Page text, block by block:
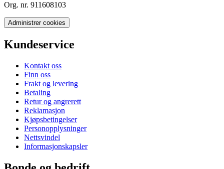
Org. nr. 911608103
Administrer cookies
Kundeservice
Kontakt oss
Finn oss
Frakt og levering
Betaling
Retur og angrerett
Reklamasjon
Kjøpsbetingelser
Personopplysninger
Nettsvindel
Informasjonskapsler